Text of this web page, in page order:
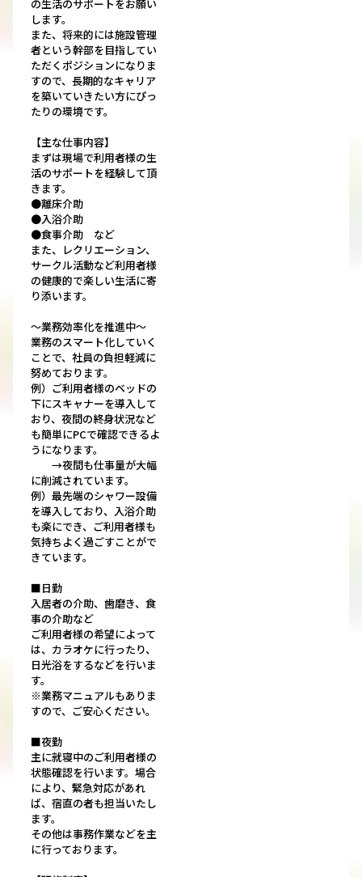
の生活のサポートをお願い
します。
また、将来的には施設管理
者という幹部を目指してい
ただくポジションになりま
すので、長期的なキャリア
を築いていきたい方にぴっ
たりの環境です。
【主な仕事内容】
まずは現場で利用者様の生
活のサポートを経験して頂
きます。
●離床介助
●入浴介助
●食事介助 など
また、レクリエーション、
サークル活動など利用者様
の健康的で楽しい生活に寄
り添います。
～業務効率化を推進中～
業務のスマート化していく
ことで、社員の負担軽減に
努めております。
例）ご利用者様のベッドの
下にスキャナーを導入して
おり、夜間の終身状況など
も簡単にPCで確認できるよ
うになります。
→夜間も仕事量が大幅
に削減されています。
例）最先端のシャワー設備
を導入しており、入浴介助
も楽にでき、ご利用者様も
気持ちよく過ごすことがで
きています。
■日勤
入居者の介助、歯磨き、食
事の介助など
ご利用者様の希望によって
は、カラオケに行ったり、
日光浴をするなどを行いま
す。
※業務マニュアルもありま
すので、ご安心ください。
■夜勤
主に就寝中のご利用者様の
状態確認を行います。場合
により、緊急対応があれ
ば、宿直の者も担当いたし
ます。
その他は事務作業などを主
に行っております。